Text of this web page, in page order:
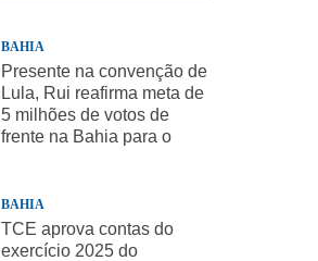
BAHIA
Presente na convenção de
Lula, Rui reafirma meta de
5 milhões de votos de
frente na Bahia para o
BAHIA
TCE aprova contas do
exercício 2025 do